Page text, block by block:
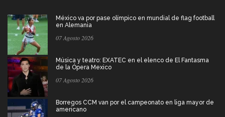
México va por pase olímpico en mundial de flag football
en Alemania
07 Agosto 2026
Música y teatro: EXATEC en el elenco de El Fantasma
de la Ópera Mexico
07 Agosto 2026
Borregos CCM van por el campeonato en liga mayor de
americano